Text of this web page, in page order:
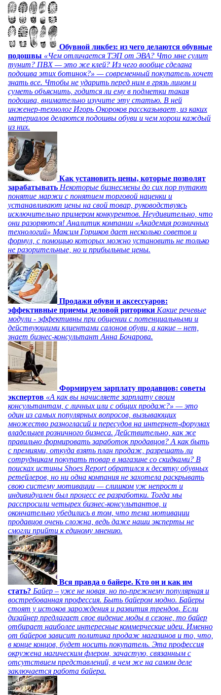
Обувной ликбез: из чего делаются обувные
подошвы «Чем отличается ТЭП от ЭВА? Что мне сулит
тунит? ПВХ — это же клей? Из чего вообще сделана
подошва этих ботинок?» — современный покупатель хочет
знать все. Чтобы не ударить перед ним в грязь лицом и
суметь объяснить, годится ли ему в подметки такая
подошва, внимательно изучите эту статью. В ней
инженер-технолог Игорь Окороков рассказывает, из каких
материалов делаются подошвы обуви и чем хорош каждый
из них.
Как установить цены, которые позволят
зарабатывать Некоторые бизнесмены до сих пор путают
понятие маржи с понятием торговой наценки и
устанавливают цены на свой товар, руководствуясь
исключительно примером конкурентов. Неудивительно, что
они разоряются! Аналитик компании «Академия розничных
технологий» Максим Горшков дает несколько советов и
формул, с помощью которых можно установить не только
не разорительные, но и прибыльные цены.
Продажи обуви и аксессуаров:
эффективные приемы деловой риторики Какие речевые
модули - эффективны при общении с потенциальными и
действующими клиентами салонов обуви, а какие – нет,
знает бизнес-консультант Анна Бочарова.
Формируем зарплату продавцов: советы
экспертов «А как вы начисляете зарплату своим
консультантам, с личных или с общих продаж?» — это
один из самых популярных вопросов, вызывающих
множество разногласий и пересудов на интернет-форумах
владельцев розничного бизнеса. Действительно, как же
правильно формировать заработок продавцов? А как быть
с премиями, откуда взять план продаж, разрешать ли
сотрудникам покупать товар в магазине со скидками? В
поисках истины Shoes Report обратился к десятку обувных
ретейлеров, но ни одна компания не захотела раскрывать
свою систему мотивации — слишком уж непрост и
индивидуален был процесс ее разработки. Тогда мы
расспросили четырех бизнес-консультантов, и
окончательно убедились в том, что тема мотивации
продавцов очень сложна, ведь даже наши эксперты не
смогли прийти к единому мнению.
Вся правда о байере. Кто он и как им
стать? Байер – уже не новая, но по-прежнему популярная и
востребованная профессия. Быть байером модно. Байеры
стоят у истоков зарождения и развития трендов. Если
дизайнер предлагает свое видение моды в сезоне, то байер
отбирает наиболее интересные коммерческие идеи. Именно
от байеров зависит политика продаж магазинов и то, что,
в конце концов, будет носить покупатель. Эта профессия
окружена магическим флером, зачастую, связанным с
отсутствием представлений, в чем же на самом деле
заключается работа байера.